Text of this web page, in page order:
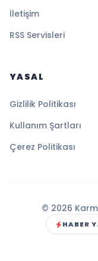
İletişim
RSS Servisleri
YASAL
Gizlilik Politikası
Kullanım Şartları
Çerez Politikası
© 2026
HABER